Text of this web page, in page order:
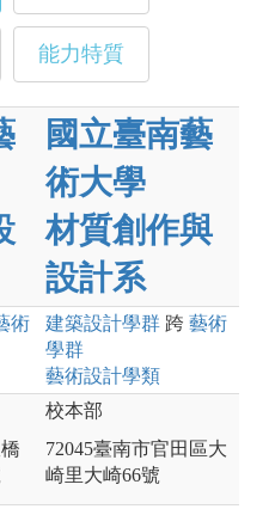
能力特質
國立臺南藝
術大學
材質創作與
設計系
術
建築設計學群 跨 藝術
學群
藝術設計學類
校本部
72045臺南市官田區大
崎里大崎66號